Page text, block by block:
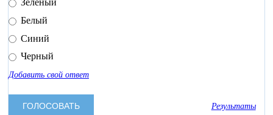
Зелёный
Белый
Синий
Черный
Добавить свой ответ
Результаты